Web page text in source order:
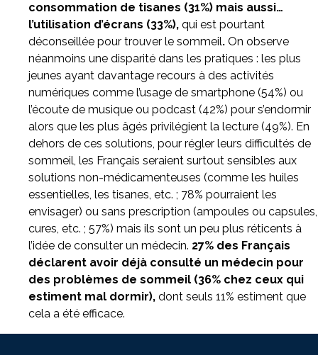
consommation de tisanes (31%) mais aussi…
l’utilisation d’écrans (33%), qui est pourtant
déconseillée pour trouver le sommeil. On observe
néanmoins une disparité dans les pratiques : les plus
jeunes ayant davantage recours à des activités
numériques comme l’usage de smartphone (54%) ou
l’écoute de musique ou podcast (42%) pour s’endormir
alors que les plus âgés privilégient la lecture (49%). En
dehors de ces solutions, pour régler leurs difficultés de
sommeil, les Français seraient surtout sensibles aux
solutions non-médicamenteuses (comme les huiles
essentielles, les tisanes, etc. ; 78% pourraient les
envisager) ou sans prescription (ampoules ou capsules,
cures, etc. ; 57%) mais ils sont un peu plus réticents à
l’idée de consulter un médecin. 27% des Français
déclarent avoir déjà consulté un médecin pour
des problèmes de sommeil (36% chez ceux qui
estiment mal dormir), dont seuls 11% estiment que
cela a été efficace.